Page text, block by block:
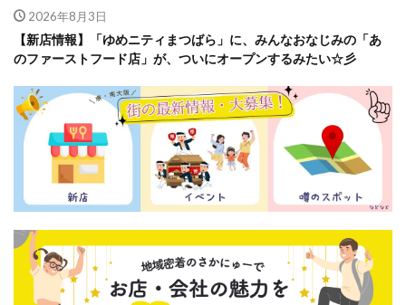
2026年8月3日
【新店情報】「ゆめニティまつばら」に、みんなおなじみの「あ
のファーストフード店」が、ついにオープンするみたい☆彡